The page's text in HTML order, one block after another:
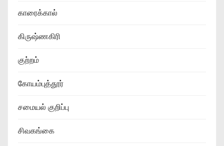
காரைக்கால்
கிருஷ்ணகிரி
குற்றம்
கோயம்புத்தூர்
சமையல் குறிப்பு
சிவகங்கை